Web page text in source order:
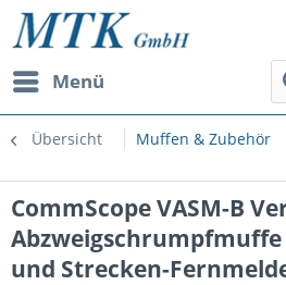
Menü
Übersicht Muffen & Zubehör
CommScope VASM-B
und Strecken-